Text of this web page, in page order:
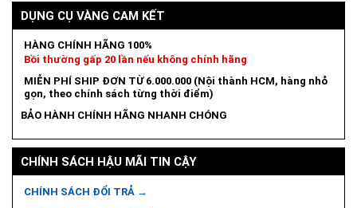
DỤNG CỤ VÀNG CAM KẾT
HÀNG CHÍNH HÃNG 100%
Bồi thường gấp 20 lần nếu không chính hãng
MIỄN PHÍ SHIP ĐƠN TỪ 6.000.000 (Nội thành HCM, hàng nhỏ
gọn, theo chính sách từng thời điểm)
BẢO HÀNH CHÍNH HÃNG NHANH CHÓNG
CHÍNH SÁCH HẬU MÃI TIN CẬY
CHÍNH SÁCH ĐỔI TRẢ →